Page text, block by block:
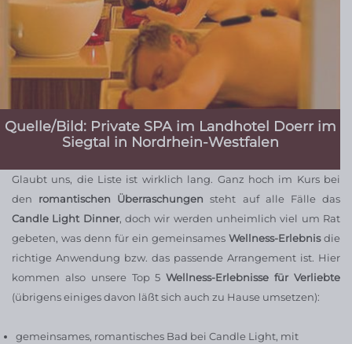
Quelle/Bild: Private SPA im Landhotel Doerr im
Siegtal in Nordrhein-Westfalen
Glaubt uns, die Liste ist wirklich lang. Ganz hoch im Kurs bei
den romantischen Überraschungen steht auf alle Fälle das
Candle Light Dinner, doch wir werden unheimlich viel um Rat
gebeten, was denn für ein gemeinsames Wellness-Erlebnisdie
richtige Anwendung bzw. das passende Arrangement ist. Hier
kommen also unsere Top 5Wellness-Erlebnisse für Verliebte
(übrigens einiges davon läßt sich auch zu Hause umsetzen):
gemeinsames, romantisches Bad bei Candle Light, mit